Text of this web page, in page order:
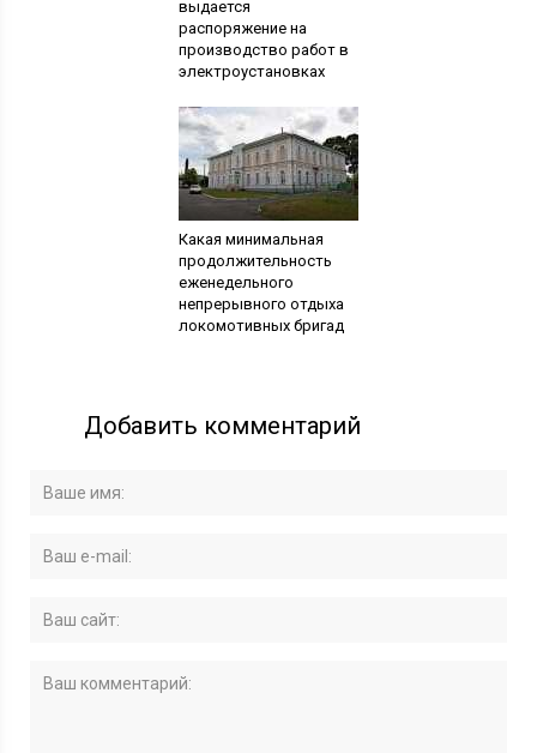
выдается
распоряжение на
производство работ в
электроустановках
Какая минимальная
продолжительность
еженедельного
непрерывного отдыха
локомотивных бригад
Добавить комментарий